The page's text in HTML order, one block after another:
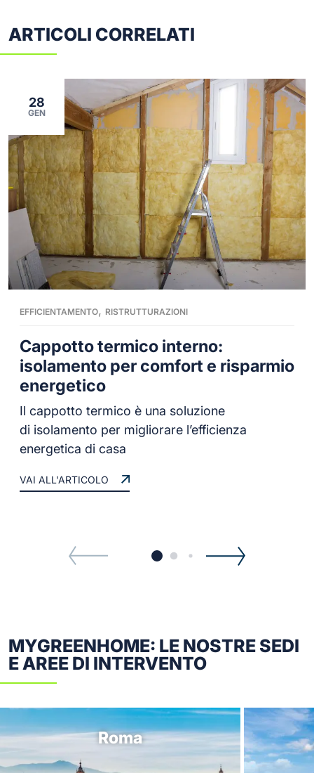
ARTICOLI CORRELATI
Cappotto termico interno:
isolamento per comfort e risparmio
energetico
Il cappotto termico è una soluzione
di isolamento per migliorare l’efficienza
energetica di casa
EFFICIENTAMENTO, RISTRUTTURAZIONI
VAI ALL'ARTICOLO
28
GEN
MYGREENHOME: LE NOSTRE SEDI
E AREE DI INTERVENTO
Roma